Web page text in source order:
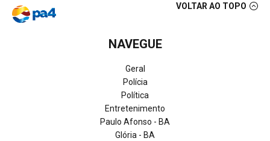
VOLTAR AO TOPO
NAVEGUE
Geral
Polícia
Política
Entretenimento
Paulo Afonso - BA
Glória - BA